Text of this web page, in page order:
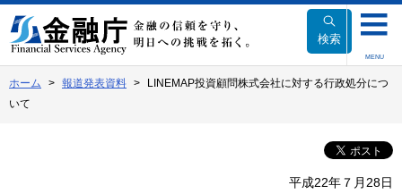
文
へ
動
検索
MENU
ホーム 報道発表資料
LINEMAP投資顧問株式会社に対する行政処分につ
いて
平成22年７月28日